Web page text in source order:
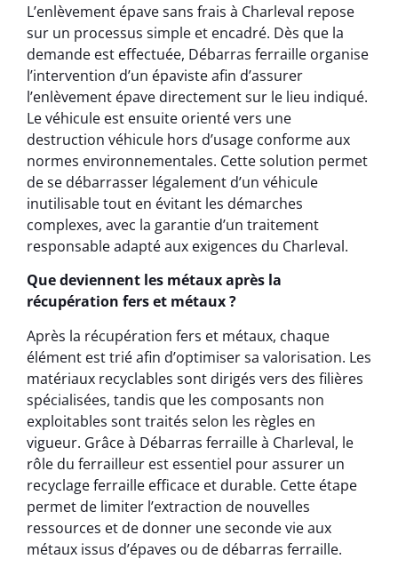
L’enlèvement épave sans frais à Charleval repose
sur un processus simple et encadré. Dès que la
demande est effectuée, Débarras ferraille organise
l’intervention d’un épaviste afin d’assurer
l’enlèvement épave directement sur le lieu indiqué.
Le véhicule est ensuite orienté vers une
destruction véhicule hors d’usage conforme aux
normes environnementales. Cette solution permet
de se débarrasser légalement d’un véhicule
inutilisable tout en évitant les démarches
complexes, avec la garantie d’un traitement
responsable adapté aux exigences du Charleval.
Que deviennent les métaux après la
récupération fers et métaux ?
Après la récupération fers et métaux, chaque
élément est trié afin d’optimiser sa valorisation. Les
matériaux recyclables sont dirigés vers des filières
spécialisées, tandis que les composants non
exploitables sont traités selon les règles en
vigueur. Grâce à Débarras ferraille à Charleval, le
rôle du ferrailleur est essentiel pour assurer un
recyclage ferraille efficace et durable. Cette étape
permet de limiter l’extraction de nouvelles
ressources et de donner une seconde vie aux
métaux issus d’épaves ou de débarras ferraille.